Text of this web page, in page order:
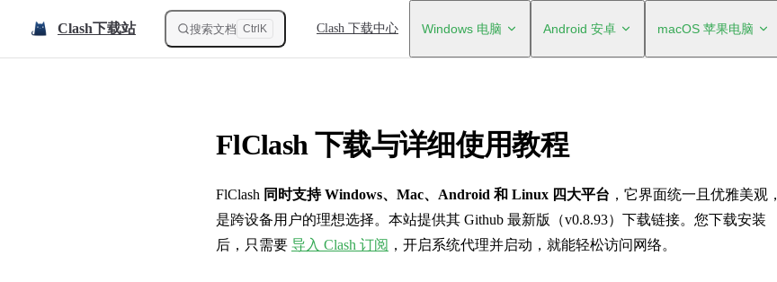
Skip to content
Clash下载站 搜索文档 Ctrl K Clash 下载中心 Windows 电脑 Android 安卓 macOS 苹果电脑
FlClash 下载与详细使用教程
FlClash 同时支持 Windows、Mac、Android 和 Linux 四大平台 ，它界面统一且优雅美观，
是跨设备用户的理想选择。本站提供其 Github 最新版（v0.8.93）下载链接。您下载安装
后，只需要 导入 Clash 订阅 ，开启系统代理并启动，就能轻松访问网络。